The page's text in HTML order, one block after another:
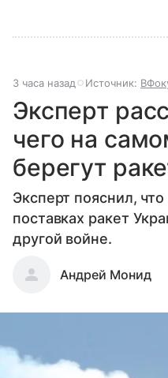
3 часа назад Источник:
Эксперт
чего на
берегут
Эксперт пояснил,
поставках ракет
другой войне.
Андрей Монид